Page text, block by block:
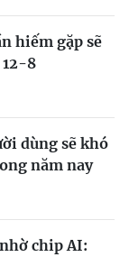
hiếm gặp sẽ
8
dùng sẽ khó
năm nay
chip AI: